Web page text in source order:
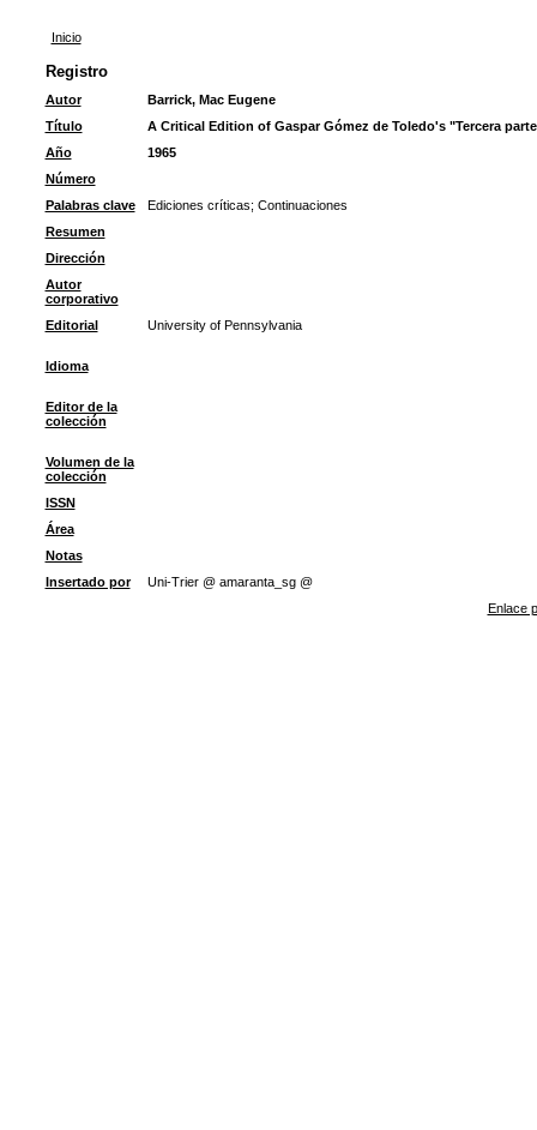
Inicio
Registro
Autor
Barrick, Mac Eugene
Título
A Critical Edition of Gaspar Gómez de Toledo's "Tercera
Año
1965
Número
Palabras clave
Ediciones críticas; Continuaciones
Resumen
Dirección
Autor
corporativo
Editorial
University of Pennsylvania
Idioma
Editor de la
colección
Volumen de la
colección
ISSN
Área
Notas
Insertado por
Uni-Trier @ amaranta_sg @
Enlace